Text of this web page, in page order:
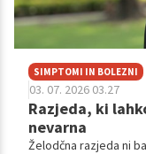
SIMPTOMI IN BOLEZNI
03. 07. 2026 03.27
Razjeda, ki
nevarna
Želodčna razjeda ni